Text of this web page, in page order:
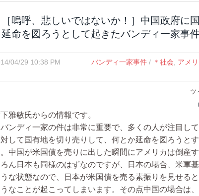
［嗚呼、悲しいではないか！］中国政府に
延命を図ろうとして起きたバンディ一家事
04/29 10:38 PM バンディ一家事件/ ＊社会 アメ
ツ
雅敏氏からの情報です。
ンディ一家の件は非常に重要で、多くの人が注目し
して国有地を切り売りして、何とか延命を図ろうと
中国が米国債を売りに出した瞬間にアメリカは倒産
ん日本も同様のはずなのですが、日本の場合、米軍
うな状態なので、日本が米国債を売る素振りを見せる
うなことが起こってしまいます。その点中国の場合は